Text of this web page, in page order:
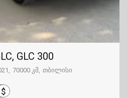
GLC 300
70000 კმ თბილისი
$